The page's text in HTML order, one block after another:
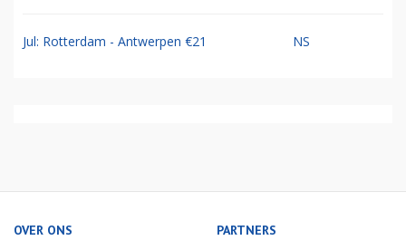
Jul: Rotterdam - Antwerpen €21 NS
OVER ONS PARTNERS